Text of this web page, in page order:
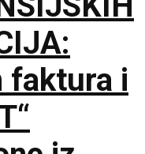
faktura i